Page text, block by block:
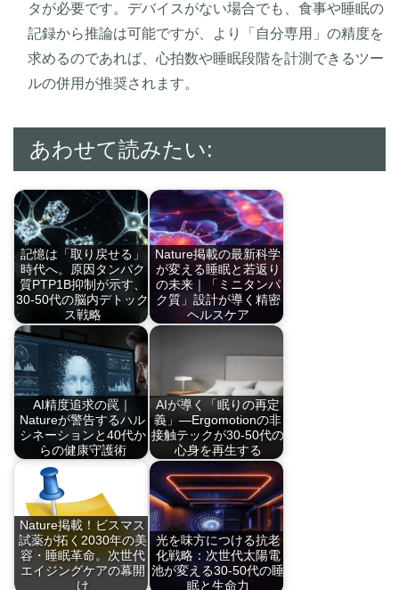
タが必要です。デバイスがない場合でも、食事や睡眠の
記録から推論は可能ですが、より「自分専用」の精度を
求めるのであれば、心拍数や睡眠段階を計測できるツー
ルの併用が推奨されます。
あわせて読みたい:
記憶は「取り戻せる」
時代へ。原因タンパク
質PTP1B抑制が示す、
30-50代の脳内デトック
ス戦略
アルツハイマー病の
鍵…
Nature掲載の最新科学
が変える睡眠と若返り
の未来｜「ミニタンパ
ク質」設計が導く精密
ヘルスケア
『Nature』誌で…
AI精度追求の罠｜
Natureが警告するハル
シネーションと40代か
らの健康守護術
最新研究により、
AI…
AIが導く「眠りの再定
義」―Ergomotionの非
接触テックが30-50代の
心身を再生する
睡眠は単なる休息で
は…
Nature掲載！ビスマス
試薬が拓く2030年の美
容・睡眠革命。次世代
エイジングケアの幕開
け
光を味方につける抗老
化戦略：次世代太陽電
池が変える30-50代の睡
眠と生命力